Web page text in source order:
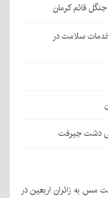
قائم کرمان
سلامت در
دشت جیرفت
به زائران اربعین در